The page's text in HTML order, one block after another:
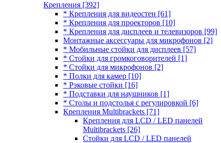
Крепления [392]
* Крепления для видеостен [61]
* Крепления для проекторов [10]
* Крепления для дисплеев и телевизоров [99]
Монтажные аксессуары для микрофонов [2]
* Мобильные стойки для дисплеев [57]
* Стойки для громкоговорителей [1]
* Стойки для микрофонов [2]
* Полки для камер [10]
* Рэковые стойки [16]
* Подставки для наушников [1]
* Столы и подстолья с регулировкой [6]
Крепления Multibrackets [71]
Крепления для LCD / LED панелей
Multibrackets [26]
Стойки для LCD / LED панелей